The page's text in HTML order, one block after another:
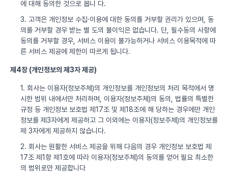
에 대해 동의한 것으로 봅니 다.
3. 고객은 개인정보 수집·이용에 대한 동의를 거부할 권리가 있으며, 동
의를 거부할 경우 받는 별 도의 불이익은 없습니다. 단, 필수동의 사항에
동의를 거부할 경우, 서비스 이용이 불가능하거나 서비스 이용목적에 따
른 서비스 제공에 제한이 따르게 됩니다.
제4장 (개인정보의 제3자 제공)
1. 회사는 이용자(정보주체)의 개인정보를 개인정보의 처리 목적에서 명
시한 범위 내에서만 처리하며, 이용자(정보주체)의 동의, 법률의 특별한
규정 등 개인정보 보호법 제17조 및 제18조에 해 당하는 경우에만 개인
정보를 제3자에게 제공하고 그 이외에는 이용자(정보주체)의 개인정보를
제 3자에게 제공하지 않습니다.
2. 회사는 원활한 서비스 제공을 위해 다음의 경우 개인정보 보호법 제
17조 제1항 제1호에 따라 이용자(정보주체)의 동의를 얻어 필요 최소한
의 범위로만 제공합니다